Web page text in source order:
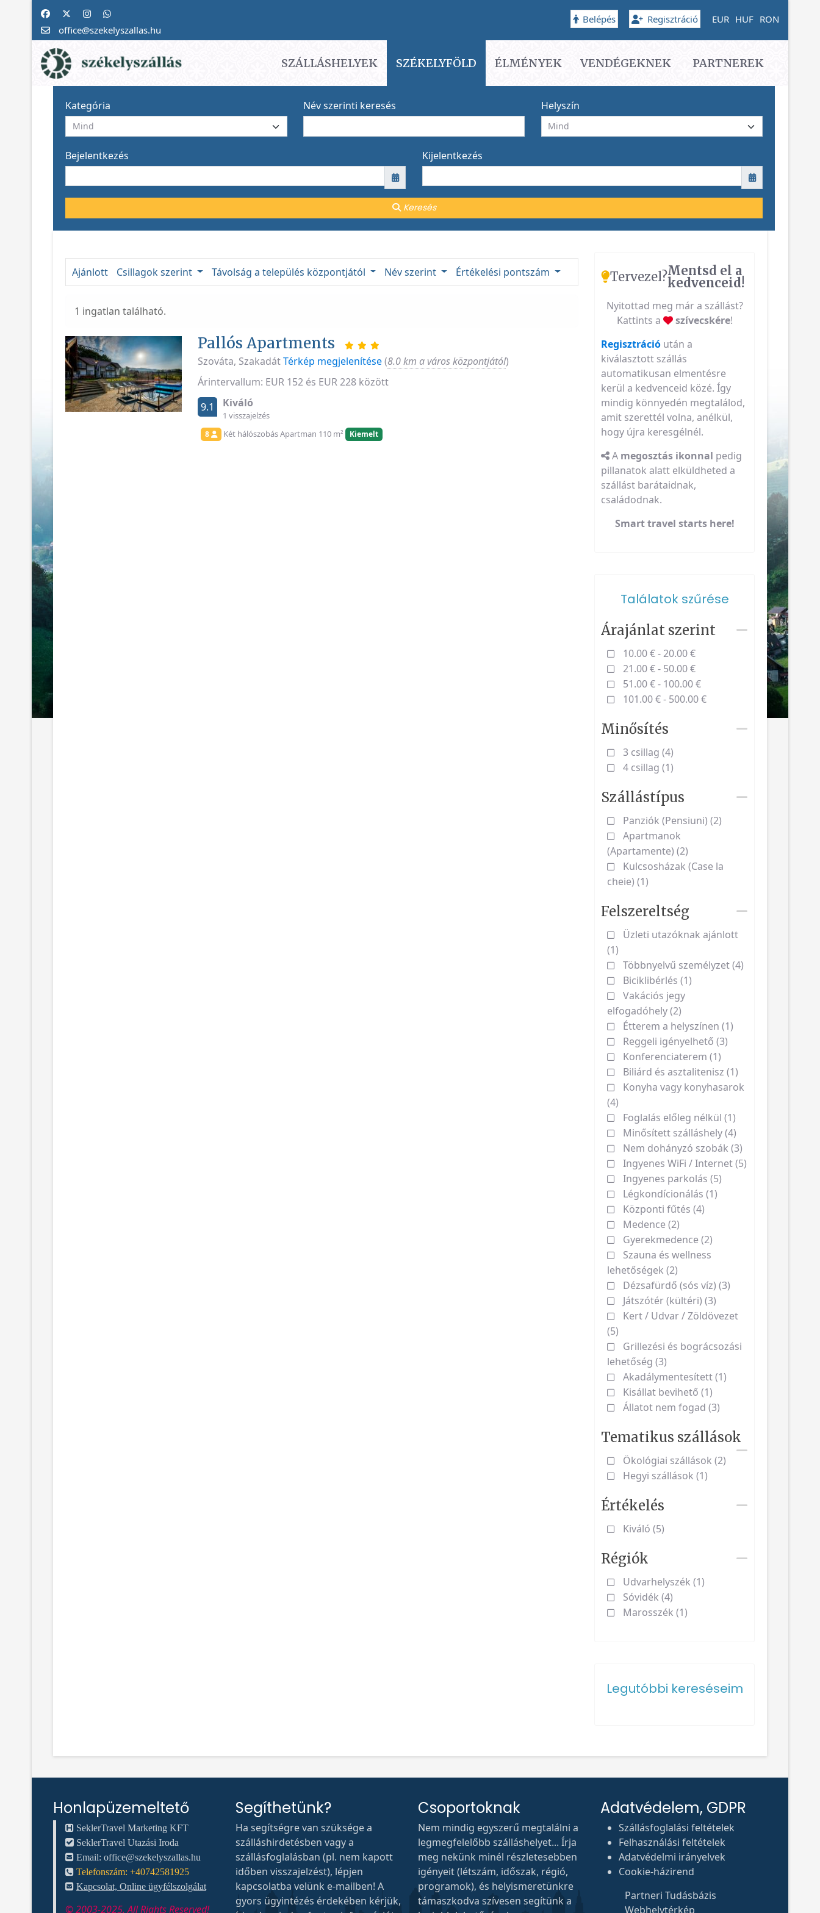
office@szekelyszallas.hu
Belépés Regisztráció EUR HUF RON
SZÁLLÁSHELYEK SZÉKELYFÖLD ÉLMÉNYEK VENDÉGEKNEK PARTNEREK
Kategória Név szerinti keresés Helyszín
Bejelentkezés Kijelentkezés
Keresés
Ajánlott Csillagok szerint Távolság a település központjától Név szerint Értékelési pontszám
1 ingatlan található.
Pallós Apartments
Szováta, SzakadátTérkép megjelenítése(8.0 km a város központjától)
Árintervallum: EUR 152 és EUR 228 között
9.1
Kiváló
1 visszajelzés
8 Két hálószobás Apartman 110 m² Kiemelt
Tervezel?Mentsd el a
kedvenceid!
Nyitottad meg már a szállást?
Kattints a
szívecskére!
Regisztráció után a
kiválasztott szállás
automatikusan elmentésre
kerül a kedvenceid közé. Így
mindig könnyedén megtalálod,
amit szerettél volna, anélkül,
hogy újra keresgélnél.
A megosztás ikonnal pedig
pillanatok alatt elküldheted a
szállást barátaidnak,
családodnak.
Smart travel starts here!
Találatok szűrése
Árajánlat szerint
10.00 € - 20.00 €
21.00 € - 50.00 €
51.00 € - 100.00 €
101.00 € - 500.00 €
Minősítés
3 csillag (4)
4 csillag (1)
Szállástípus
Panziók (Pensiuni) (2)
Apartmanok
(Apartamente) (2)
Kulcsosházak (Case la
cheie) (1)
Felszereltség
Üzleti utazóknak ajánlott
(1)
Többnyelvű személyzet (4)
Biciklibérlés (1)
Vakációs jegy
elfogadóhely (2)
Étterem a helyszínen (1)
Reggeli igényelhető (3)
Konferenciaterem (1)
Biliárd és asztalitenisz (1)
Konyha vagy konyhasarok
(4)
Foglalás előleg nélkül (1)
Minősített szálláshely (4)
Nem dohányzó szobák (3)
Ingyenes WiFi / Internet (5)
Ingyenes parkolás (5)
Légkondícionálás (1)
Központi fűtés (4)
Medence (2)
Gyerekmedence (2)
Szauna és wellness
lehetőségek (2)
Dézsafürdő (sós víz) (3)
Játszótér (kültéri) (3)
Kert / Udvar / Zöldövezet
(5)
Grillezési és bográcsozási
lehetőség (3)
Akadálymentesített (1)
Kisállat bevihető (1)
Állatot nem fogad (3)
Tematikus szállások
Ökológiai szállások (2)
Hegyi szállások (1)
Értékelés
Kiváló (5)
Régiók
Udvarhelyszék (1)
Sóvidék (4)
Marosszék (1)
Legutóbbi kereséseim
Honlapüzemeltető
SeklerTravel Marketing KFT
SeklerTravel Utazási Iroda
Email: office@szekelyszallas.hu
Telefonszám: +40742581925
Kapcsolat, Online ügyfélszolgálat
© 2003-2025. All Rights Reserved!
Segíthetünk?
Ha segítségre van szüksége a
szálláshirdetésben vagy a
szállásfoglalásban (pl. nem kapott
időben visszajelzést), lépjen
kapcsolatba velünk e-mailben! A
gyors ügyintézés érdekében kérjük,
Csoportoknak
Nem mindig egyszerű megtalálni a
legmegfelelőbb szálláshelyet... Írja
meg nekünk minél részletesebben
igényeit (létszám, időszak, régió,
programok), és helyismeretünkre
támaszkodva szívesen segítünk a
Adatvédelem, GDPR
Szállásfoglalási feltételek
Felhasználási feltételek
Adatvédelmi irányelvek
Cookie-házirend
Partneri Tudásbázis
Webhelytérkép